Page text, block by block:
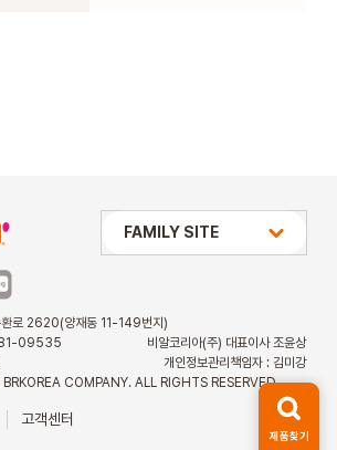
환로 2620(양재동 11-149번지)
81-09535
비알코리아(주) 대표이사 조윤상
개인정보관리책임자 : 김미강
COMPANY. ALL RIGHTS RESERVED.
고객센터
상미당 HOLDINGS
파리바게뜨
파스쿠찌
FAMILY SITE
제품찾기